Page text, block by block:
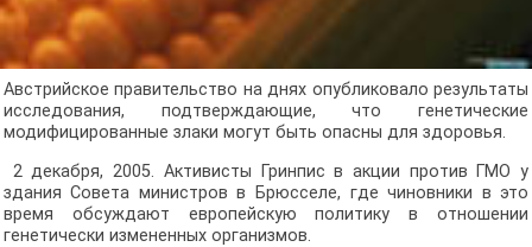
Австрийское правительство на днях опубликовало результаты
исследования, подтверждающие, что генетические
модифицированные злаки могут быть опасны для здоровья.
2 декабря, 2005. Активисты Гринпис в акции против ГМО у
здания Совета министров в Брюсселе, где чиновники в это
время обсуждают европейскую политику в отношении
генетически измененных организмов.